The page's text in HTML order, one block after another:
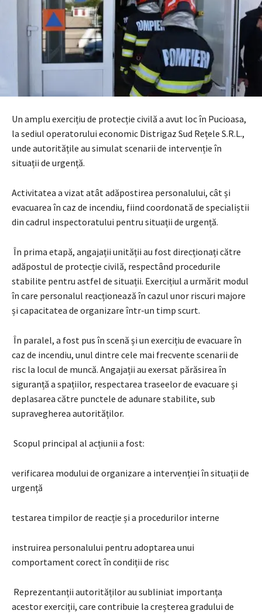
Un amplu exercițiu de protecție civilă a avut loc în Pucioasa,
la sediul operatorului economic Distrigaz Sud Rețele S.R.L.,
unde autoritățile au simulat scenarii de intervenție în
situații de urgență.
Activitatea a vizat atât adăpostirea personalului, cât și
evacuarea în caz de incendiu, fiind coordonată de specialiștii
din cadrul inspectoratului pentru situații de urgență.
În prima etapă, angajații unității au fost direcționați către
adăpostul de protecție civilă, respectând procedurile
stabilite pentru astfel de situații. Exercițiul a urmărit modul
în care personalul reacționează în cazul unor riscuri majore
și capacitatea de organizare într-un timp scurt.
În paralel, a fost pus în scenă și un exercițiu de evacuare în
caz de incendiu, unul dintre cele mai frecvente scenarii de
risc la locul de muncă. Angajații au exersat părăsirea în
siguranță a spațiilor, respectarea traseelor de evacuare și
deplasarea către punctele de adunare stabilite, sub
supravegherea autorităților.
Scopul principal al acțiunii a fost:
verificarea modului de organizare a intervenției în situații de
urgență
testarea timpilor de reacție și a procedurilor interne
instruirea personalului pentru adoptarea unui
comportament corect în condiții de risc
Reprezentanții autorităților au subliniat importanța
acestor exerciții, care contribuie la creșterea gradului de